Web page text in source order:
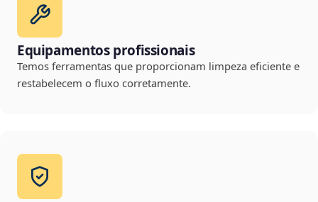
Equipamentos profissionais
Temos ferramentas que proporcionam limpeza eficiente e
restabelecem o fluxo corretamente.